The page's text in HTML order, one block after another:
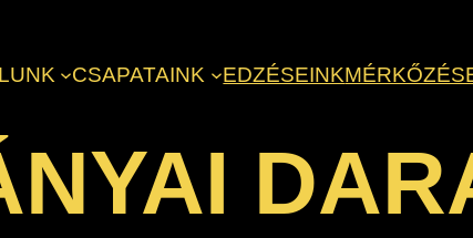
CSAPATAINK EDZÉSEINK